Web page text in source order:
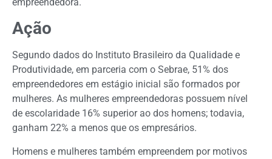
Ação
Segundo dados do Instituto Brasileiro da Qualidade e
Produtividade, em parceria com o Sebrae, 51% dos
empreendedores em estágio inicial são formados por
mulheres. As mulheres empreendedoras possuem nível
de escolaridade 16% superior ao dos homens; todavia,
ganham 22% a menos que os empresários.
Homens e mulheres também empreendem por motivos